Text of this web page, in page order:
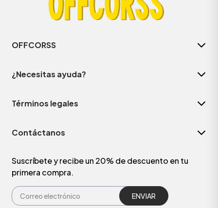
OFFCORSS
¿Necesitas ayuda?
Términos legales
Contáctanos
Suscríbete y recibe un 20% de descuento en tu
primera compra.
ENVIAR